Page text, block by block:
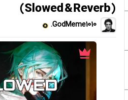
(Slowed & Reverb)
GodMeme1010.